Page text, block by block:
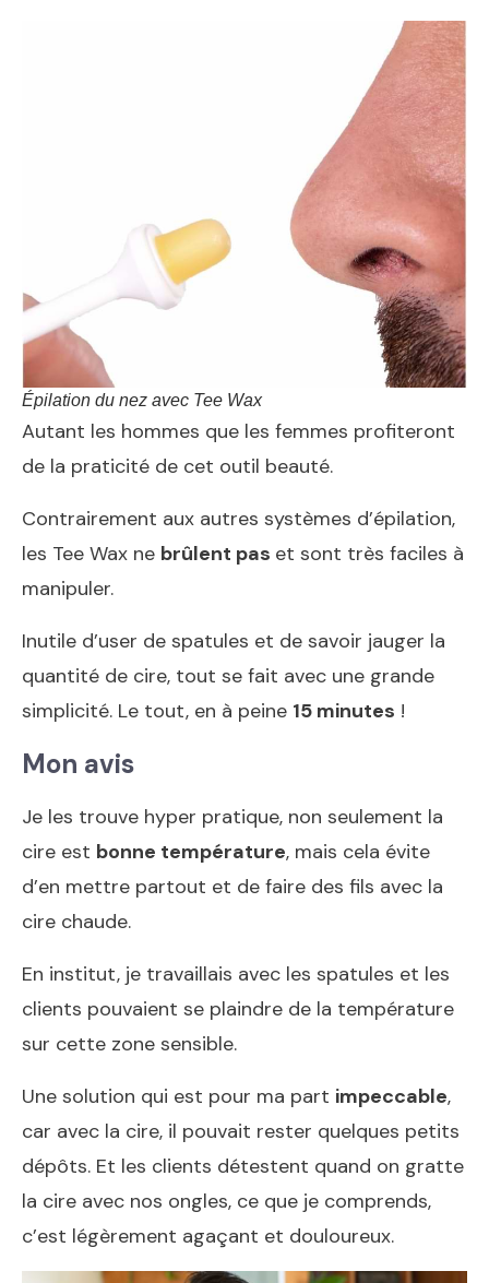
Épilation du nez avec Tee Wax
Autant les hommes que les femmes profiteront
de la praticité de cet outil beauté.
Contrairement aux autres systèmes d’épilation,
les Tee Wax ne brûlent pas et sont très faciles à
manipuler.
Inutile d’user de spatules et de savoir jauger la
quantité de cire, tout se fait avec une grande
simplicité. Le tout, en à peine 15 minutes !
Mon avis
Je les trouve hyper pratique, non seulement la
cire est bonne température, mais cela évite
d’en mettre partout et de faire des fils avec la
cire chaude.
En institut, je travaillais avec les spatules et les
clients pouvaient se plaindre de la température
sur cette zone sensible.
Une solution qui est pour ma part impeccable,
car avec la cire, il pouvait rester quelques petits
dépôts. Et les clients détestent quand on gratte
la cire avec nos ongles, ce que je comprends,
c’est légèrement agaçant et douloureux.